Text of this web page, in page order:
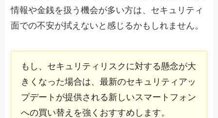
情報や金銭を扱う機会が多い方は、セキュリティ
面での不安が拭えないと感じるかもしれません。
もし、セキュリティリスクに対する懸念が大
きくなった場合は、最新のセキュリティアッ
プデートが提供される新しいスマートフォン
への買い替えを強くおすすめします。